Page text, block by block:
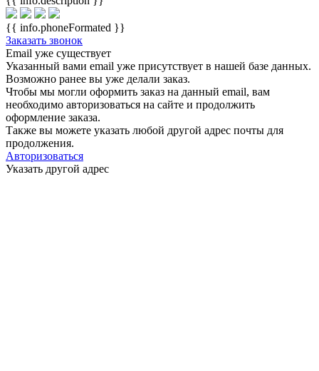
{{ info.phoneFormated }}
Заказать звонок
Email уже существует
Указанный вами email уже присутствует в нашей базе данных.
Возможно ранее вы уже делали заказ.
Чтобы мы могли оформить заказ на данный email, вам
необходимо авторизоваться на сайте и продолжить
оформление заказа.
Также вы можете указать любой другой адрес почты для
продолжения.
Авторизоваться
Указать другой адрес